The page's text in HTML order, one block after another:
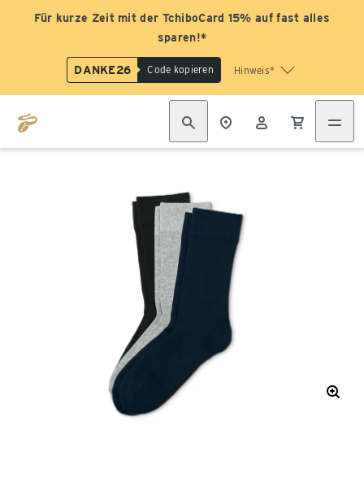
Für kurze Zeit mit der TchiboCard 15% auf fast alles
sparen!*
DANKE26 Code kopieren Hinweis*